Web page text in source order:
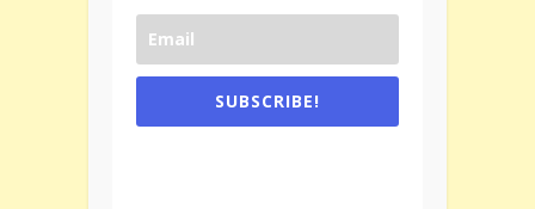
SUBSCRIBE!